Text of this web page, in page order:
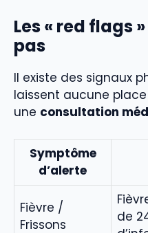
Les « red flags
pas
Il existe des signaux
laissent aucune
une consultation
Symptôme
d’alerte
Fièvre /
Frissons
de